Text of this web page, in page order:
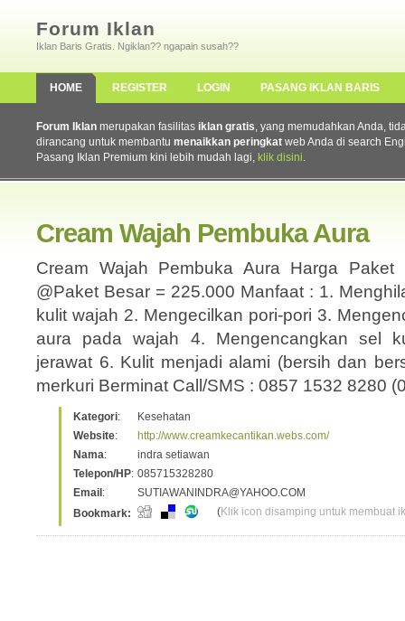
Forum Iklan
Iklan Baris Gratis. Ngiklan?? ngapain susah??
HOME REGISTER LOGIN PASANG IKLAN BARIS
Forum Iklan merupakan fasilitas iklan gratis, yang memudahkan Anda,
dirancang untuk membantu menaikkan peringkat web Anda di search
Pasang Iklan Premium kini lebih mudah lagi, klik disini.
Cream Wajah Pembuka Aura
Cream Wajah Pembuka Aura Harga
@Paket Besar = 225.000 Manfaat : 1.
kulit wajah 2. Mengecilkan pori-pori 3.
aura pada wajah 4. Mengencangkan sel
jerawat 6. Kulit menjadi alami (bersih dan
merkuri Berminat Call/SMS : 0857 1532 8280
Kategori:
Kesehatan
Website:
http://www.creamkecantikan.webs.com/
Nama:
indra setiawan
Telepon/HP: 085715328280
Email :
SUTIAWANINDRA@YAHOO.COM
Bookmark:
(Klik icon disamping untuk membuat